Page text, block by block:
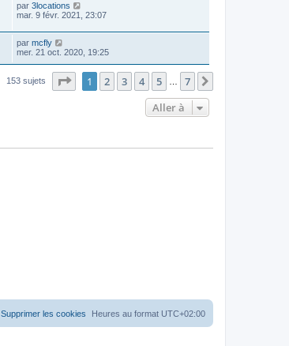
par 3locations
mar. 9 févr. 2021, 23:07
par mcfly
mer. 21 oct. 2020, 19:25
153 sujets Page sur7
1 2 3 4 5 7
Aller à
Heures au format UTC+02:00
Supprimer les cookies